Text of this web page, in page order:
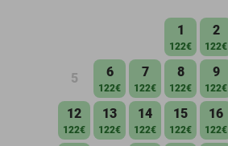
1
122€
2
122€
5 6
122€
7
122€
8
122€
9
122€
12
122€
13
122€
14
122€
15
122€
16
122€